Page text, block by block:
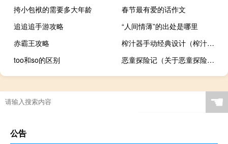
挎小包袱的需要多大年龄
春节最有爱的话作文
追追追手游攻略
“人间情薄”的出处是哪里
赤霸王攻略
榨汁器手动经典设计（榨汁器）
too和so的区别
恶童探险记（关于恶童探险记的介绍）
☚
公告